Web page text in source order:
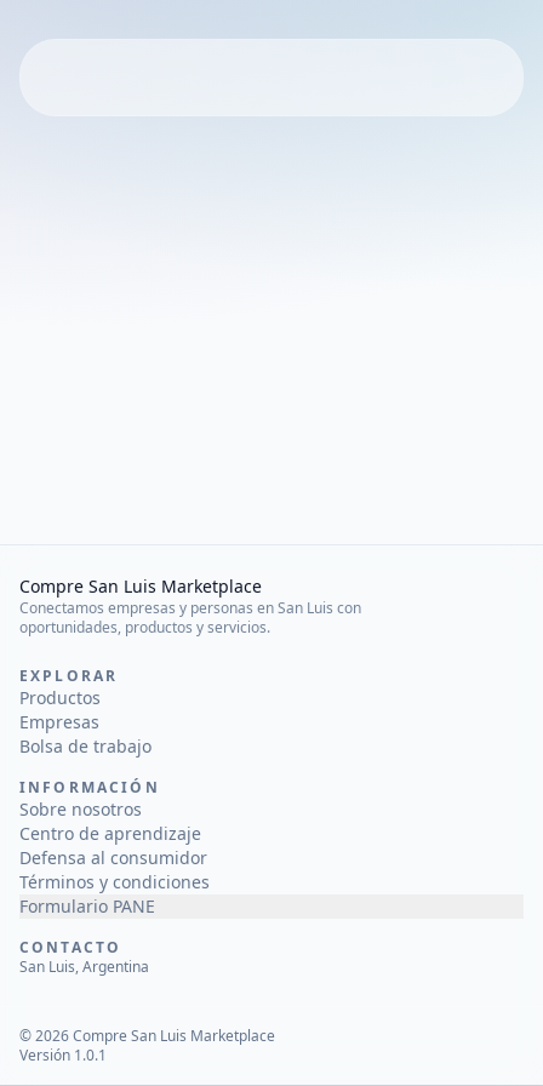
Compre San Luis Marketplace
Conectamos empresas y personas en San Luis con
oportunidades, productos y servicios.
EXPLORAR
Productos
Empresas
Bolsa de trabajo
INFORMACIÓN
Sobre nosotros
Centro de aprendizaje
Defensa al consumidor
Términos y condiciones
Formulario PANE
CONTACTO
San Luis, Argentina
©2026Compre San Luis Marketplace
Versión 1.0.1